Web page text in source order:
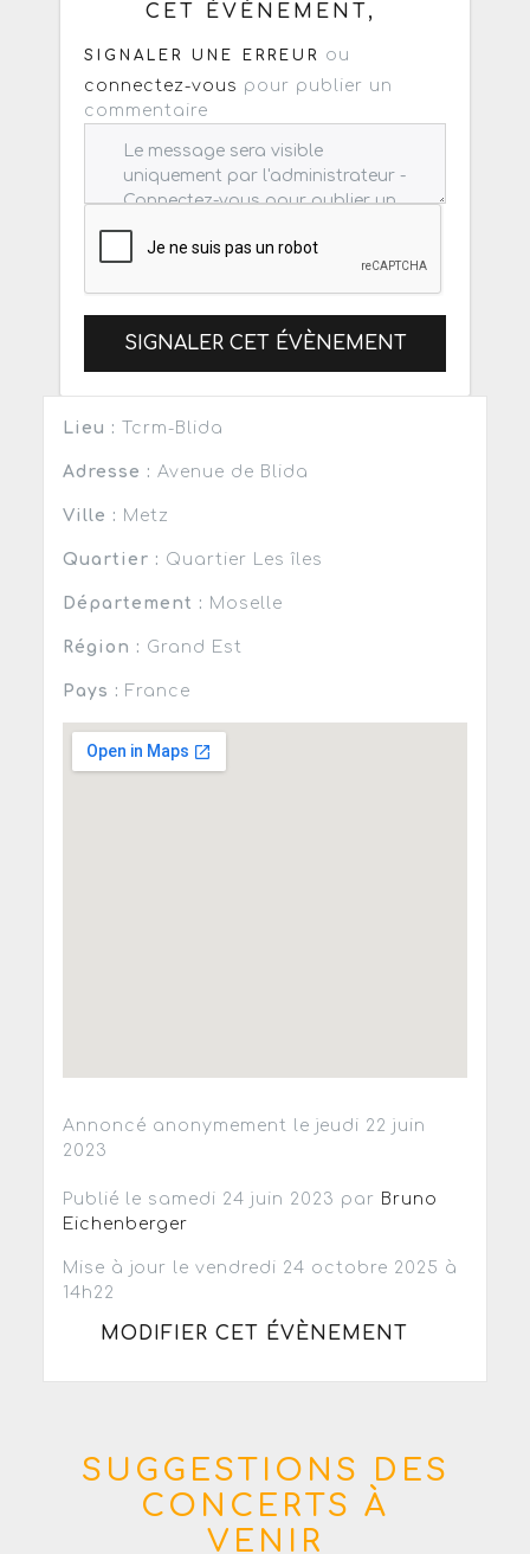
CET ÉVÈNEMENT,
SIGNALER UNE ERREUR
ou
connectez-vous pour publier un
commentaire
SIGNALER CET ÉVÈNEMENT
Lieu : Tcrm-Blida
Adresse : Avenue de Blida
Ville : Metz
Quartier : Quartier Les îles
Département : Moselle
Région : Grand Est
Pays : France
Annoncé anonymement le jeudi 22 juin
2023
Publié le samedi 24 juin 2023 par Bruno
Eichenberger
Mise à jour le vendredi 24 octobre 2025 à
14h22
MODIFIER CET ÉVÈNEMENT
SUGGESTIONS DES
CONCERTS À
VENIR